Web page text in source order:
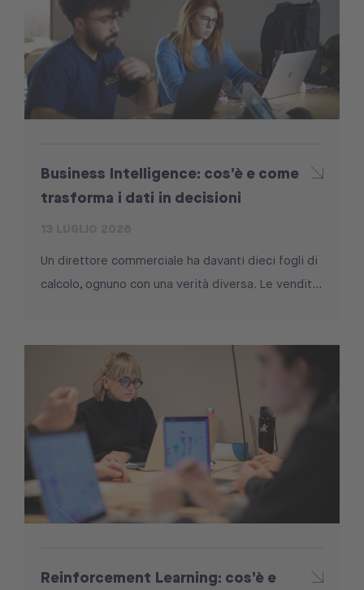
Business Intelligence: cos’è e come
trasforma i dati in decisioni
Un direttore commerciale ha davanti dieci fogli di
calcolo, ognuno con una verità diversa. Le vendit...
Reinforcement Learning: cos’è e